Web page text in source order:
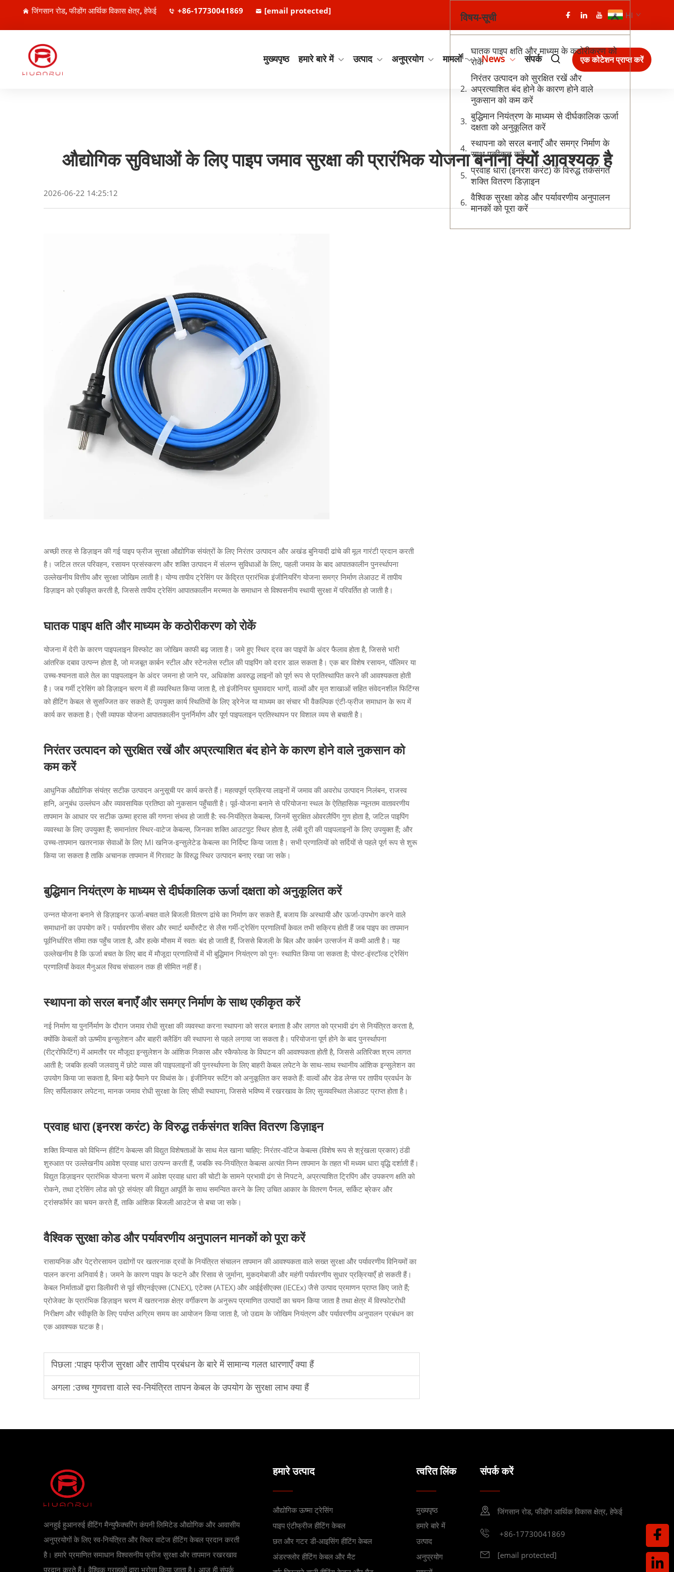
जिंगसान रोड, फीडोंग आर्थिक विकास क्षेत्र, हेफेई +86-17730041869 [email protected] HI
मुख्यपृष्ठ हमारे बारे में उत्पाद अनुप्रयोग मामलों News संपर्क एक कोटेशन प्राप्त करें
औद्योगिक सुविधाओं के लिए पाइप जमाव सुरक्षा की प्रारंभिक योजना बनाना क्यों आवश्यक है
2026-06-22 14:25:12
अच्छी तरह से डिज़ाइन की गई पाइप फ्रीज सुरक्षा औद्योगिक संयंत्रों के लिए निरंतर उत्पादन और अखंड बुनियादी ढांचे की मूल गारंटी प्रदान करती
है। जटिल तरल परिवहन, रसायन प्रसंस्करण और शक्ति उत्पादन में संलग्न सुविधाओं के लिए, पहली जमाव के बाद आपातकालीन पुनर्स्थापना
उल्लेखनीय वित्तीय और सुरक्षा जोखिम लाती है। योग्य तापीय ट्रेसिंग पर केंद्रित प्रारंभिक इंजीनियरिंग योजना समग्र निर्माण लेआउट में तापीय
डिज़ाइन को एकीकृत करती है, जिससे तापीय ट्रेसिंग आपातकालीन मरम्मत के समाधान से विश्वसनीय स्थायी सुरक्षा में परिवर्तित हो जाती है।
घातक पाइप क्षति और माध्यम के कठोरीकरण को रोकें
योजना में देरी के कारण पाइपलाइन विस्फोट का जोखिम काफी बढ़ जाता है। जमे हुए स्थिर द्रव का पाइपों के अंदर फैलाव होता है, जिससे भारी
आंतरिक दबाव उत्पन्न होता है, जो मजबूत कार्बन स्टील और स्टेनलेस स्टील की पाइपिंग को दरार डाल सकता है। एक बार विशेष रसायन, पॉलिमर या
उच्च-श्यानता वाले तेल का पाइपलाइन के अंदर जमना हो जाने पर, अधिकांश अवरुद्ध लाइनों को पूर्ण रूप से प्रतिस्थापित करने की आवश्यकता होती
है। जब गर्मी ट्रेसिंग को डिज़ाइन चरण में ही व्यवस्थित किया जाता है, तो इंजीनियर घुमावदार भागों, वाल्वों और मृत शाखाओं सहित संवेदनशील फिटिंग्स
को हीटिंग केबल से सुसज्जित कर सकते हैं; उपयुक्त कार्य स्थितियों के लिए ड्रेनेज या माध्यम का संचार भी वैकल्पिक एंटी-फ्रीज समाधान के रूप में
कार्य कर सकता है। ऐसी व्यापक योजना आपातकालीन पुनर्निर्माण और पूर्ण पाइपलाइन प्रतिस्थापन पर विशाल व्यय से बचाती है।
निरंतर उत्पादन को सुरक्षित रखें और अप्रत्याशित बंद होने के कारण होने वाले नुकसान को
कम करें
आधुनिक औद्योगिक संयंत्र सटीक उत्पादन अनुसूची पर कार्य करते हैं। महत्वपूर्ण प्रक्रिया लाइनों में जमाव की अवरोध उत्पादन निलंबन, राजस्व
हानि, अनुबंध उल्लंघन और व्यावसायिक प्रतिष्ठा को नुकसान पहुँचाती है। पूर्व-योजना बनाने से परियोजना स्थल के ऐतिहासिक न्यूनतम वातावरणीय
तापमान के आधार पर सटीक ऊष्मा ह्रास की गणना संभव हो जाती है: स्व-नियंत्रित केबल्स, जिनमें सुरक्षित ओवरलैपिंग गुण होता है, जटिल पाइपिंग
व्यवस्था के लिए उपयुक्त हैं; समानांतर स्थिर-वाटेज केबल्स, जिनका शक्ति आउटपुट स्थिर होता है, लंबी दूरी की पाइपलाइनों के लिए उपयुक्त हैं; और
उच्च-तापमान खतरनाक सेवाओं के लिए MI खनिज-इन्सुलेटेड केबल्स का निर्दिष्ट किया जाता है। सभी प्रणालियों को सर्दियों से पहले पूर्ण रूप से शुरू
किया जा सकता है ताकि अचानक तापमान में गिरावट के विरुद्ध स्थिर उत्पादन बनाए रखा जा सके।
बुद्धिमान नियंत्रण के माध्यम से दीर्घकालिक ऊर्जा दक्षता को अनुकूलित करें
उन्नत योजना बनाने से डिज़ाइनर ऊर्जा-बचत वाले बिजली वितरण ढांचे का निर्माण कर सकते हैं, बजाय कि अस्थायी और ऊर्जा-उपभोग करने वाले
समाधानों का उपयोग करें। पर्यावरणीय सेंसर और स्मार्ट थर्मोस्टैट से लैस गर्मी-ट्रेसिंग प्रणालियाँ केवल तभी सक्रिय होती हैं जब पाइप का तापमान
पूर्वनिर्धारित सीमा तक पहुँच जाता है, और हल्के मौसम में स्वतः बंद हो जाती हैं, जिससे बिजली के बिल और कार्बन उत्सर्जन में कमी आती है। यह
उल्लेखनीय है कि ऊर्जा बचत के लिए बाद में मौजूदा प्रणालियों में भी बुद्धिमान नियंत्रण को पुनः स्थापित किया जा सकता है; पोस्ट-इंस्टॉल्ड ट्रेसिंग
प्रणालियाँ केवल मैनुअल स्विच संचालन तक ही सीमित नहीं हैं।
स्थापना को सरल बनाएँ और समग्र निर्माण के साथ एकीकृत करें
नई निर्माण या पुनर्निर्माण के दौरान जमाव रोधी सुरक्षा की व्यवस्था करना स्थापना को सरल बनाता है और लागत को प्रभावी ढंग से नियंत्रित करता है,
क्योंकि केबलों को ऊष्मीय इन्सुलेशन और बाहरी क्लैडिंग की स्थापना से पहले लगाया जा सकता है। परियोजना पूर्ण होने के बाद पुनर्स्थापना
(रीट्रोफिटिंग) में आमतौर पर मौजूदा इन्सुलेशन के आंशिक निकास और स्कैफोल्ड के विघटन की आवश्यकता होती है, जिससे अतिरिक्त श्रम लागत
आती है; जबकि हल्की जलवायु में छोटे व्यास की पाइपलाइनों की पुनर्स्थापना के लिए बाहरी केबल लपेटने के साथ-साथ स्थानीय आंशिक इन्सुलेशन का
उपयोग किया जा सकता है, बिना बड़े पैमाने पर विध्वंस के। इंजीनियर रूटिंग को अनुकूलित कर सकते हैं: वाल्वों और डेड लेग्स पर तापीय प्रवर्धन के
लिए सर्पिलाकार लपेटना, मानक जमाव रोधी सुरक्षा के लिए सीधी स्थापना, जिससे भविष्य में रखरखाव के लिए सुव्यवस्थित लेआउट प्राप्त होता है।
प्रवाह धारा (इनरश करंट) के विरुद्ध तर्कसंगत शक्ति वितरण डिज़ाइन
शक्ति विन्यास को विभिन्न हीटिंग केबल्स की विद्युत विशेषताओं के साथ मेल खाना चाहिए: निरंतर-वॉटेज केबल्स (विशेष रूप से श्रृंखला प्रकार) ठंडी
शुरुआत पर उल्लेखनीय आवेश प्रवाह धारा उत्पन्न करती हैं, जबकि स्व-नियंत्रित केबल्स अत्यंत निम्न तापमान के तहत भी मध्यम धारा वृद्धि दर्शाती हैं।
विद्युत डिज़ाइनर प्रारंभिक योजना चरण में आवेश प्रवाह धारा की चोटी के सामने प्रभावी ढंग से निपटने, अप्रत्याशित ट्रिपिंग और उपकरण क्षति को
रोकने, तथा ट्रेसिंग लोड को पूरे संयंत्र की विद्युत आपूर्ति के साथ समन्वित करने के लिए उचित आकार के वितरण पैनल, सर्किट ब्रेकर और
ट्रांसफॉर्मर का चयन करते हैं, ताकि आंशिक बिजली आउटेज से बचा जा सके।
वैश्विक सुरक्षा कोड और पर्यावरणीय अनुपालन मानकों को पूरा करें
रासायनिक और पेट्रोरसायन उद्योगों पर खतरनाक द्रवों के नियंत्रित संचालन तापमान की आवश्यकता वाले सख्त सुरक्षा और पर्यावरणीय विनियमों का
पालन करना अनिवार्य है। जमने के कारण पाइप के फटने और रिसाव से जुर्माना, मुकदमेबाजी और महंगी पर्यावरणीय सुधार प्रक्रियाएँ हो सकती हैं।
केबल निर्माताओं द्वारा डिलीवरी से पूर्व सीएनईएक्स (CNEX), एटेक्स (ATEX) और आईईसीएक्स (IECEx) जैसे उत्पाद प्रमाणन प्राप्त किए जाते हैं;
प्रोजेक्ट के प्रारंभिक डिज़ाइन चरण में खतरनाक क्षेत्र वर्गीकरण के अनुरूप प्रमाणित उत्पादों का चयन किया जाता है तथा क्षेत्र में विस्फोटरोधी
निरीक्षण और स्वीकृति के लिए पर्याप्त अग्रिम समय का आयोजन किया जाता है, जो उद्यम के जोखिम नियंत्रण और पर्यावरणीय अनुपालन प्रबंधन का
एक आवश्यक घटक है।
पिछला :पाइप फ्रीज सुरक्षा और तापीय प्रबंधन के बारे में सामान्य गलत धारणाएँ क्या हैं
अगला :उच्च गुणवत्ता वाले स्व-नियंत्रित तापन केबल के उपयोग के सुरक्षा लाभ क्या हैं
विषय-सूची
घातक पाइप क्षति और माध्यम के कठोरीकरण को
रोकें
निरंतर उत्पादन को सुरक्षित रखें और
अप्रत्याशित बंद होने के कारण होने वाले
नुकसान को कम करें
बुद्धिमान नियंत्रण के माध्यम से दीर्घकालिक ऊर्जा
दक्षता को अनुकूलित करें
स्थापना को सरल बनाएँ और समग्र निर्माण के
साथ एकीकृत करें
प्रवाह धारा (इनरश करंट) के विरुद्ध तर्कसंगत
शक्ति वितरण डिज़ाइन
वैश्विक सुरक्षा कोड और पर्यावरणीय अनुपालन
मानकों को पूरा करें
अनहुई हुआनरुई हीटिंग मैन्युफैक्चरिंग कंपनी लिमिटेड औद्योगिक और आवासीय
अनुप्रयोगों के लिए स्व-नियंत्रित और स्थिर वाटेज हीटिंग केबल प्रदान करती
है। हमारे प्रमाणित समाधान विश्वसनीय फ्रीज सुरक्षा और तापमान रखरखाव
प्रदान करते हैं। वैश्विक ग्राहकों द्वारा भरोसा किया जाता है। आज ही संपर्क
हमारे उत्पाद
औद्योगिक ऊष्मा ट्रेसिंग
पाइप एंटीफ्रीज हीटिंग केबल
छत और गटर डी-आइसिंग हीटिंग केबल
अंडरफ्लोर हीटिंग केबल और मैट
त्वरित लिंक
मुख्यपृष्ठ
हमारे बारे में
उत्पाद
अनुप्रयोग
संपर्क करें
जिंगसान रोड, फीडोंग आर्थिक विकास क्षेत्र, हेफेई
+86-17730041869
[email protected]